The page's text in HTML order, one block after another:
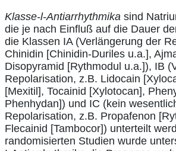
Klasse-l-Antiarrhythmika sind
die je nach Einfluß auf die Dauer
die Klassen IA (Verlängerung der
Chinidin [Chinidin-Duriles u.a.],
Disopyramid [Rythmodul u.a.]), IB
Repolarisation, z.B. Lidocain
[Mexitil], Tocainid [Xylotocan],
Phenhydan]) und IC (kein
Repolarisation, z.B. Propafenon
Flecainid [Tambocor]) unterteilt
randomisierten Studien wurde